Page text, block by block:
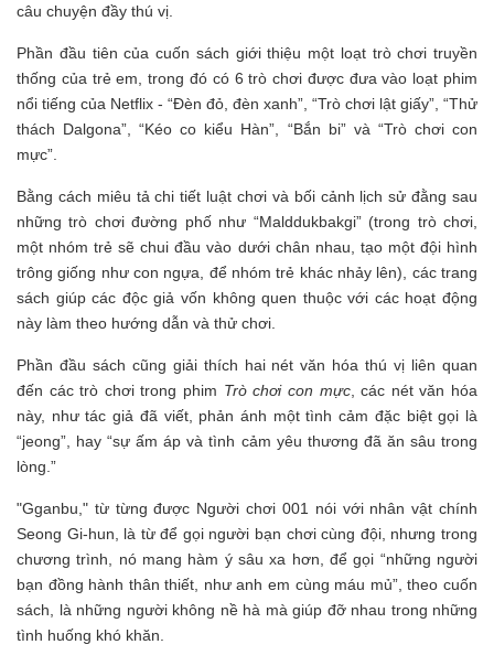
câu chuyện đầy thú vị.
Phần đầu tiên của cuốn sách giới thiệu một loạt trò chơi truyền
thống của trẻ em, trong đó có 6 trò chơi được đưa vào loạt phim
nổi tiếng của Netflix - “Đèn đỏ, đèn xanh”, “Trò chơi lật giấy”, “Thử
thách Dalgona”, “Kéo co kiểu Hàn”, “Bắn bi” và “Trò chơi con
mực”.
Bằng cách miêu tả chi tiết luật chơi và bối cảnh lịch sử đằng sau
những trò chơi đường phố như “Malddukbakgi” (trong trò chơi,
một nhóm trẻ sẽ chui đầu vào dưới chân nhau, tạo một đội hình
trông giống như con ngựa, để nhóm trẻ khác nhảy lên), các trang
sách giúp các độc giả vốn không quen thuộc với các hoạt động
này làm theo hướng dẫn và thử chơi.
Phần đầu sách cũng giải thích hai nét văn hóa thú vị liên quan
đến các trò chơi trong phim Trò chơi con mực, các nét văn hóa
này, như tác giả đã viết, phản ánh một tình cảm đặc biệt gọi là
“jeong”, hay “sự ấm áp và tình cảm yêu thương đã ăn sâu trong
lòng.”
"Gganbu," từ từng được Người chơi 001 nói với nhân vật chính
Seong Gi-hun, là từ để gọi người bạn chơi cùng đội, nhưng trong
chương trình, nó mang hàm ý sâu xa hơn, để gọi “những người
bạn đồng hành thân thiết, như anh em cùng máu mủ”, theo cuốn
sách, là những người không nề hà mà giúp đỡ nhau trong những
tình huống khó khăn.